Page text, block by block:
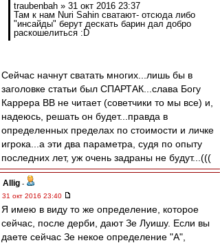
traubenbah » 31 окт 2016 23:37
Там к нам Nuri Sahin сватают- отсюда либо
"инсайды" берут дескать барин дал добро
раскошелиться :D
Сейчас начнут сватать многих...лишь бы в
заголовке статьи был СПАРТАК...слава Богу
Каррера ВВ не читает (советчики то мы все) и,
надеюсь, решать он будет...правда в
определенных пределах по стоимости и личке
игрока...а эти два параметра, судя по опыту
последних лет, уж очень задраны не будут...(((
Allig -
31 окт 2016 23:40
Я имею в виду то же определение, которое
сейчас, после дерби, дают Зе Луишу. Если вы
даете сейчас Зе некое определение "А",